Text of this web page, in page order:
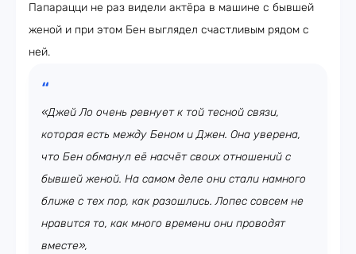
Папарацци не раз видели актёра в машине с бывшей
женой и при этом Бен выглядел счастливым рядом с
ней.
«Джей Ло очень ревнует к той тесной связи,
которая есть между Беном и Джен. Она уверена,
что Бен обманул её насчёт своих отношений с
бывшей женой. На самом деле они стали намного
ближе с тех пор, как разошлись. Лопес совсем не
нравится то, как много времени они проводят
вместе»,